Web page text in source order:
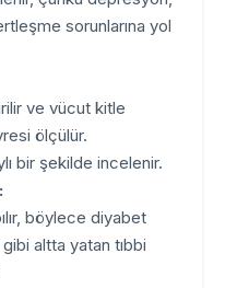
sorunlarına yol
ve vücut kitle
ölçülür.
bir şekilde incelenir.
böylece diyabet
altta yatan tıbbi